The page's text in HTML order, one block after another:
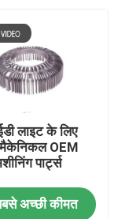
लाइट के लिए
OEM
पार्ट्स
अच्छी कीमत